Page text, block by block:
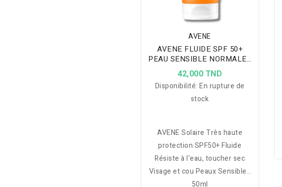
AVENE
AVENE FLUIDE SPF 50+
PEAU SENSIBLE NORMALES
A MIXTES 50ML
42,000 TND
Disponibilité:En rupture de
stock
AVENE Solaire Très haute
protection SPF50+ Fluide
Résiste à l'eau, toucher sec
Visage et cou Peaux Sensibles
Normales à Mixtes
50ml